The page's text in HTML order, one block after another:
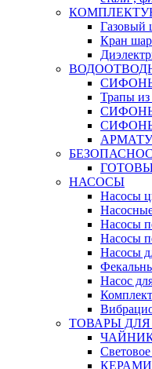
Газовый
Кран
СИФОНЫ
Трапы
СИФОНЫ
СИФОНЫ
НАСОСЫ
Насосы
Насосы
Насосы
Насосы
Насос
ТОВАРЫ